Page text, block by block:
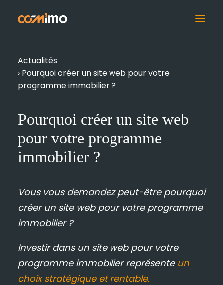
Supports 3D
Supports Print
Supports Grands
Formats
Film Promotionnel
Drone & Photos
Actualités
Références
Notre Agence
Actualités
› Pourquoi créer un site web pour votre
programme immobilier ?
Pourquoi créer un site web
pour votre programme
immobilier ?
Vous vous demandez peut-être pourquoi
créer un site web pour votre programme
immobilier ?
Investir dans un site web pour votre
programme immobilier représente un
choix stratégique et rentable.